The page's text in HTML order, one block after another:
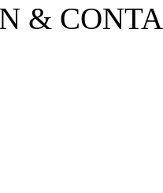
&